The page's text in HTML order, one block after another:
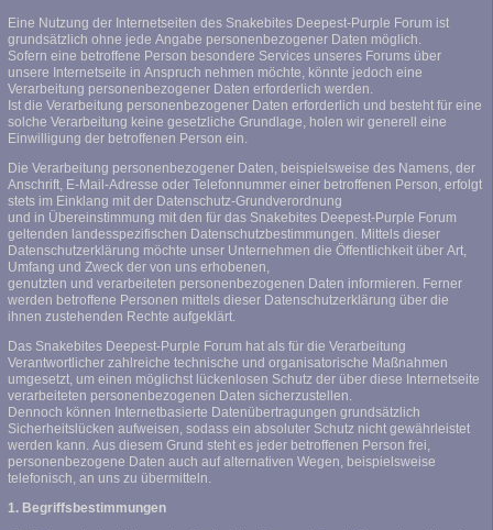
Eine Nutzung der Internetseiten des Snakebites Deepest-Purple Forum ist
grundsätzlich ohne jede Angabe personenbezogener Daten möglich.
Sofern eine betroffene Person besondere Services unseres Forums über
unsere Internetseite in Anspruch nehmen möchte, könnte jedoch eine
Verarbeitung personenbezogener Daten erforderlich werden.
Ist die Verarbeitung personenbezogener Daten erforderlich und besteht für eine
solche Verarbeitung keine gesetzliche Grundlage, holen wir generell eine
Einwilligung der betroffenen Person ein.
Die Verarbeitung personenbezogener Daten, beispielsweise des Namens, der
Anschrift, E-Mail-Adresse oder Telefonnummer einer betroffenen Person, erfolgt
stets im Einklang mit der Datenschutz-Grundverordnung
und in Übereinstimmung mit den für das Snakebites Deepest-Purple Forum
geltenden landesspezifischen Datenschutzbestimmungen. Mittels dieser
Datenschutzerklärung möchte unser Unternehmen die Öffentlichkeit über Art,
Umfang und Zweck der von uns erhobenen,
genutzten und verarbeiteten personenbezogenen Daten informieren. Ferner
werden betroffene Personen mittels dieser Datenschutzerklärung über die
ihnen zustehenden Rechte aufgeklärt.
Das Snakebites Deepest-Purple Forum hat als für die Verarbeitung
Verantwortlicher zahlreiche technische und organisatorische Maßnahmen
umgesetzt, um einen möglichst lückenlosen Schutz der über diese Internetseite
verarbeiteten personenbezogenen Daten sicherzustellen.
Dennoch können Internetbasierte Datenübertragungen grundsätzlich
Sicherheitslücken aufweisen, sodass ein absoluter Schutz nicht gewährleistet
werden kann. Aus diesem Grund steht es jeder betroffenen Person frei,
personenbezogene Daten auch auf alternativen Wegen, beispielsweise
telefonisch, an uns zu übermitteln.
1. Begriffsbestimmungen